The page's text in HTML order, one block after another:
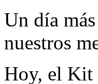
Un día
nuestros
Hoy, el Kit